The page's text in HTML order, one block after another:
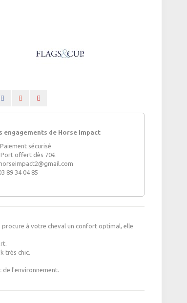
engagements de Horse Impact
Paiement sécurisé
offert dès 70€
horseimpact2@gmail.com
89 34 04 85
à votre cheval un confort optimal, elle
très chic.
de l'environnement.